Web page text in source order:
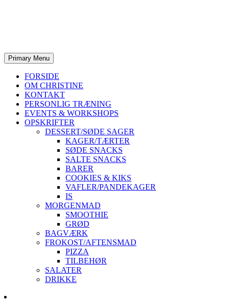
Primary Menu
FORSIDE
OM CHRISTINE
KONTAKT
PERSONLIG TRÆNING
EVENTS & WORKSHOPS
OPSKRIFTER
DESSERT/SØDE SAGER
KAGER/TÆRTER
SØDE SNACKS
SALTE SNACKS
BARER
COOKIES & KIKS
VAFLER/PANDEKAGER
IS
MORGENMAD
SMOOTHIE
GRØD
BAGVÆRK
FROKOST/AFTENSMAD
PIZZA
TILBEHØR
SALATER
DRIKKE
Skip